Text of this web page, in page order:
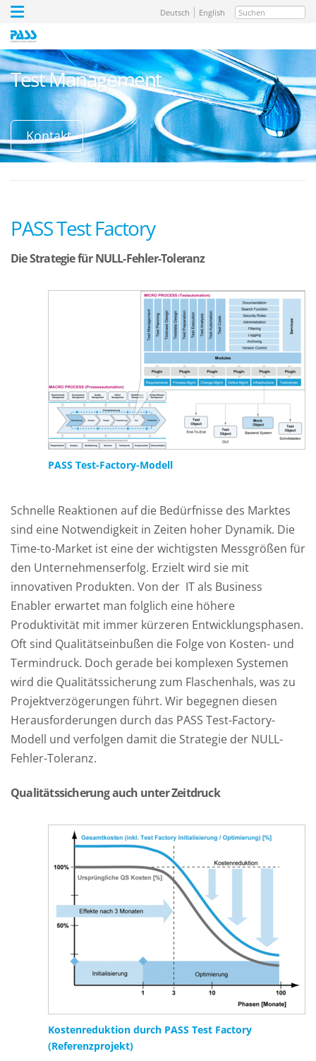
Suchen
Deutsch English
Test Management
Kontakt
PASS Test Factory
Die Strategie für NULL-Fehler-Toleranz
PASS Test-Factory-Modell
Schnelle Reaktionen auf die Bedürfnisse des Marktes
sind eine Notwendigkeit in Zeiten hoher Dynamik. Die
Time-to-Market ist eine der wichtigsten Messgrößen für
den Unternehmenserfolg. Erzielt wird sie mit
innovativen Produkten. Von der IT als Business
Enabler erwartet man folglich eine höhere
Produktivität mit immer kürzeren Entwicklungsphasen.
Oft sind Qualitätseinbußen die Folge von Kosten- und
Termindruck. Doch gerade bei komplexen Systemen
wird die Qualitätssicherung zum Flaschenhals, was zu
Projektverzögerungen führt. Wir begegnen diesen
Herausforderungen durch das PASS Test-Factory-
Modell und verfolgen damit die Strategie der NULL-
Fehler-Toleranz.
Qualitätssicherung auch unter Zeitdruck
Kostenreduktion durch PASS Test Factory
(Referenzprojekt)